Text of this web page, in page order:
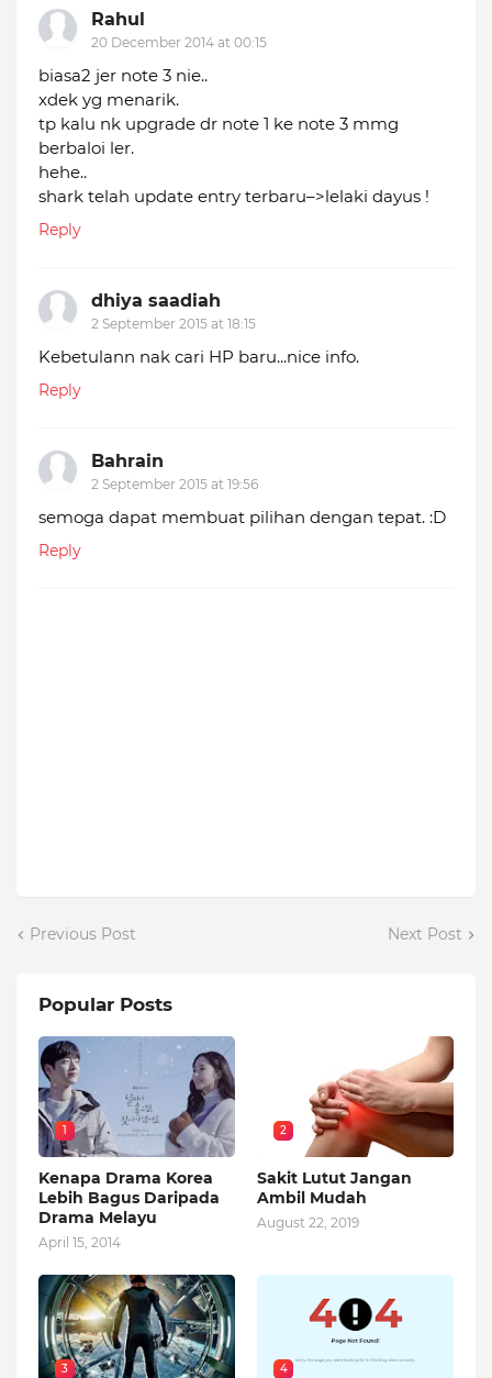
Rahul
20 December 2014 at 00:15
biasa2 jer note 3 nie..
xdek yg menarik.
tp kalu nk upgrade dr note 1 ke note 3 mmg
berbaloi ler.
hehe..
shark telah update entry terbaru–>lelaki dayus !
Reply
dhiya saadiah
2 September 2015 at 18:15
Kebetulann nak cari HP baru...nice info.
Reply
Bahrain
2 September 2015 at 19:56
semoga dapat membuat pilihan dengan tepat. :D
Reply
Previous Post Next Post
Popular Posts
1
Kenapa Drama Korea
Lebih Bagus Daripada
Drama Melayu
April 15, 2014
2
Sakit Lutut Jangan
Ambil Mudah
August 22, 2019
3 4